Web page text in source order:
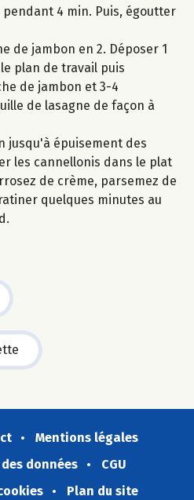
pendant 4 min. Puis, égoutter
de jambon en 2. Déposer 1
plan de travail puis
de jambon et 3-4
de lasagne de façon à
jusqu'à épuisement des
les cannellonis dans le plat
de crème, parsemez de
quelques minutes au
Mentions légales
données
CGU
Plan du site